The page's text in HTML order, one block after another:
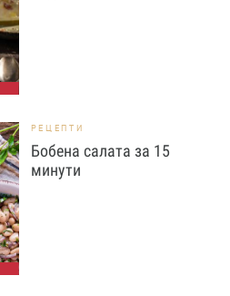
РЕЦЕПТИ
Бобена салата за 15
минути